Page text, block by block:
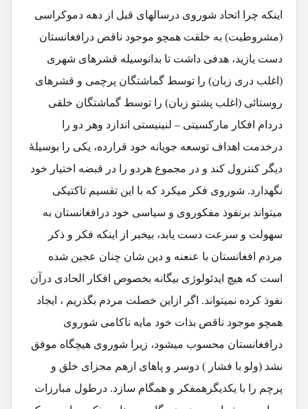
اینکه چرا اتحاد شوروی درسالهای قبل از دهه دموکراسی
(مشروطیت) به خلقت همچو موجود ناقص درافغانستان
دست یازید، هدفی داشت تا بدانوسیله قشرهای شهری
(اغلب دری زبان) را توسط گماشتگان پرچمی و قشرهای
روستائی (اغلب پشتو زبان) را توسط گماشتگان خلقی
دردام افکار مارکسیتی – لنینیستی اندازد وهر دو را
درخدمت اهداف توسعه جویانه خود قرارده، یکی را بوسیلۀ
دیگر کنترول کند و در مجموع هردو را در قبضه اختیار خود
نگهدارد. شوروی فکر میکرد که با این تقسیم تاکتیکی
میتواند برنفوذ مفکوروی و سیاسی خود درافغانستان به
سهولت و سرعت دست یابد، بیخبر از اینکه فکر و ذکر
مردم افغانستان با عنعنه و دین شان چنان عجین شده
است که هیچ ایدئولوژی بیگانه بخصوص افکار الحادی درآن
نفوذ کرده نمیتواند. اگر ازاین خصلت مردم بگذریم ، ایجاد
همچو موجود ناقص بذات خود مایه ناکامی شوروی
درافغانستان محسوب میشود، زیرا شوروی هیچگاه موفق
نشد (ولو با فشار ) دوسر و پاهای ازهم مجزای خلق و
پرچم را با یکدیگرهمفکر و همگام سازد. درطول مبارزات